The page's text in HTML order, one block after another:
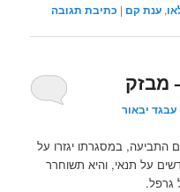
,ענת קם | כתיבת תגובה
מבזק
עבגד יבאור
התביעה, במסגרתו יגזרו על
מאסר בפועל, ועוד 18 חודשים על תנאי, והיא תשוחרר
גרפל.